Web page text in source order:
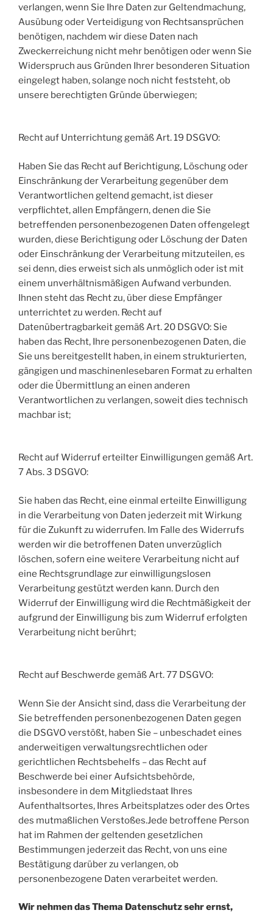
verlangen, wenn Sie Ihre Daten zur Geltendmachung,
Ausübung oder Verteidigung von Rechtsansprüchen
benötigen, nachdem wir diese Daten nach
Zweckerreichung nicht mehr benötigen oder wenn Sie
Widerspruch aus Gründen Ihrer besonderen Situation
eingelegt haben, solange noch nicht feststeht, ob
unsere berechtigten Gründe überwiegen;
Recht auf Unterrichtung gemäß Art. 19 DSGVO:
Haben Sie das Recht auf Berichtigung, Löschung oder
Einschränkung der Verarbeitung gegenüber dem
Verantwortlichen geltend gemacht, ist dieser
verpflichtet, allen Empfängern, denen die Sie
betreffenden personenbezogenen Daten offengelegt
wurden, diese Berichtigung oder Löschung der Daten
oder Einschränkung der Verarbeitung mitzuteilen, es
sei denn, dies erweist sich als unmöglich oder ist mit
einem unverhältnismäßigen Aufwand verbunden.
Ihnen steht das Recht zu, über diese Empfänger
unterrichtet zu werden. Recht auf
Datenübertragbarkeit gemäß Art. 20 DSGVO: Sie
haben das Recht, Ihre personenbezogenen Daten, die
Sie uns bereitgestellt haben, in einem strukturierten,
gängigen und maschinenlesebaren Format zu erhalten
oder die Übermittlung an einen anderen
Verantwortlichen zu verlangen, soweit dies technisch
machbar ist;
Recht auf Widerruf erteilter Einwilligungen gemäß Art.
7 Abs. 3 DSGVO:
Sie haben das Recht, eine einmal erteilte Einwilligung
in die Verarbeitung von Daten jederzeit mit Wirkung
für die Zukunft zu widerrufen. Im Falle des Widerrufs
werden wir die betroffenen Daten unverzüglich
löschen, sofern eine weitere Verarbeitung nicht auf
eine Rechtsgrundlage zur einwilligungslosen
Verarbeitung gestützt werden kann. Durch den
Widerruf der Einwilligung wird die Rechtmäßigkeit der
aufgrund der Einwilligung bis zum Widerruf erfolgten
Verarbeitung nicht berührt;
Recht auf Beschwerde gemäß Art. 77 DSGVO:
Wenn Sie der Ansicht sind, dass die Verarbeitung der
Sie betreffenden personenbezogenen Daten gegen
die DSGVO verstößt, haben Sie – unbeschadet eines
anderweitigen verwaltungsrechtlichen oder
gerichtlichen Rechtsbehelfs – das Recht auf
Beschwerde bei einer Aufsichtsbehörde,
insbesondere in dem Mitgliedstaat Ihres
Aufenthaltsortes, Ihres Arbeitsplatzes oder des Ortes
des mutmaßlichen Verstoßes.Jede betroffene Person
hat im Rahmen der geltenden gesetzlichen
Bestimmungen jederzeit das Recht, von uns eine
Bestätigung darüber zu verlangen, ob
personenbezogene Daten verarbeitet werden.
Wir nehmen das Thema Datenschutz sehr ernst,